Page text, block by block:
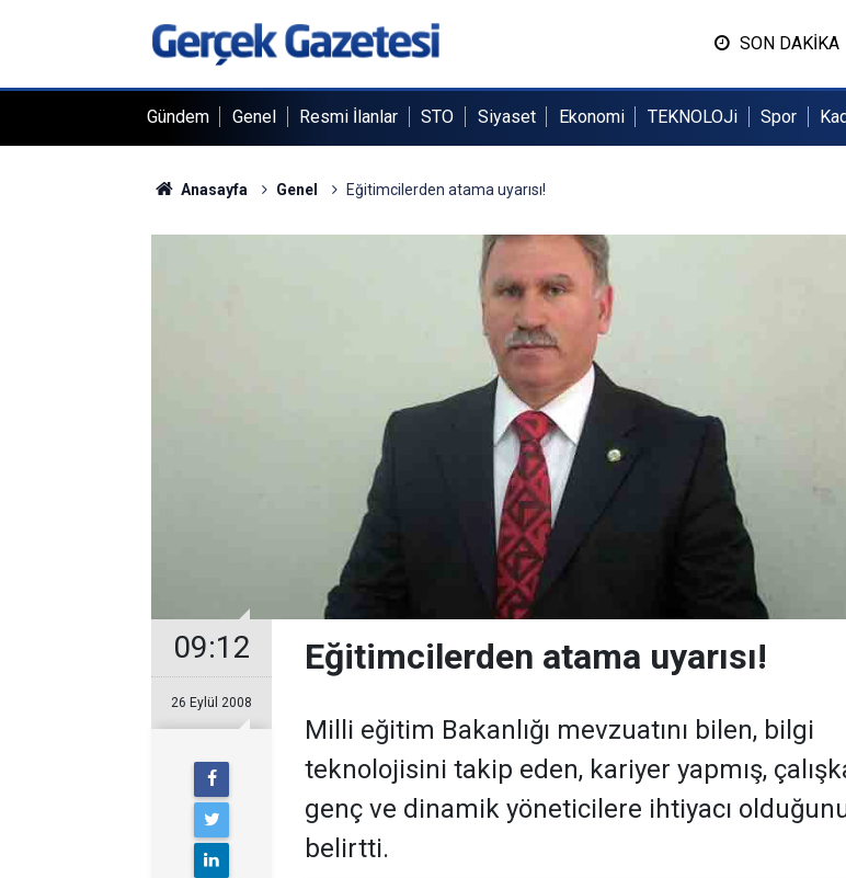
SON DAKİKA
Gündem Genel Resmi İlanlar STO Siyaset Ekonomi TEKNOLOJi Spor
Anasayfa Genel Eğitimcilerden atama uyarısı!
09:12
26 Eylül 2008
Eğitimcilerden atama uyarısı!
Milli eğitim Bakanlığı mevzuatını bilen, bilgi
teknolojisini takip eden, kariyer yapmış,
genç ve dinamik yöneticilere ihtiyacı
belirtti.